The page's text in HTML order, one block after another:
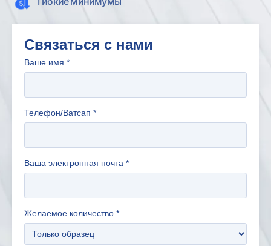
Связаться с нами
Ваше имя *
Телефон/Ватсап *
Ваша электронная почта *
Желаемое количество *